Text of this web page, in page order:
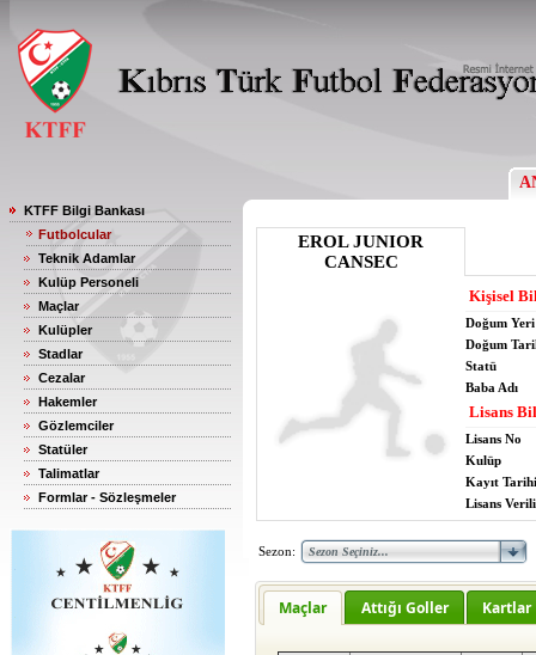
KTFF Bilgi Bankası
Futbolcular
Teknik Adamlar
Kulüp Personeli
Maçlar
Kulüpler
Stadlar
Cezalar
Hakemler
Gözlemciler
Statüler
Talimatlar
Formlar - Sözleşmeler
EROL JUNIOR
CANSEC
Kişisel
Doğum Yeri
Doğum
Statü
Baba Adı
Lisans
Lisans No
Kulüp
Kayıt Tarihi
Lisans
Sezon:
Maçlar Attığı Goller Kartlar